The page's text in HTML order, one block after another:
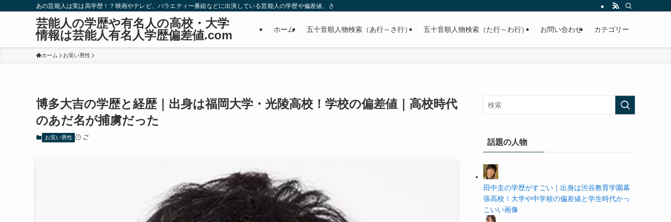
あの芸能人は実は高学歴！？映画やテレビ、バラエティー番組などに出演している芸能人の学歴や偏差値、さらに政治家やスポーツ選手などの有名人の学歴や高校・大学の偏差値まで紹介していきます。
芸能人の学歴や有名人の高校・大学
情報は芸能人有名人学歴偏差値.com
ホーム 五十音順人物検索（あ行～さ行） 五十音順人物検索（た行～わ行） お問い合わせ カテゴリー
ホーム お笑い男性
博多大吉の学歴と経歴｜出身は福岡大学・光陵高校！学校の偏差値｜高校時代
のあだ名が捕虜だった
お笑い男性
話題の人物
田中圭の学歴がすごい｜出身は渋谷教育学園幕
張高校！大学や中学校の偏差値と学生時代かっ
こいい画像